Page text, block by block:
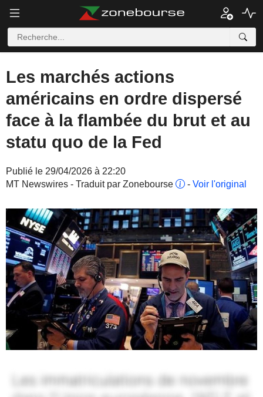
Les marchés actions
américains en ordre dispersé
face à la flambée du brut et au
statu quo de la Fed
Publié le 29/04/2026 à 22:20
MT Newswires - Traduit par Zonebourse
- Voir l'original